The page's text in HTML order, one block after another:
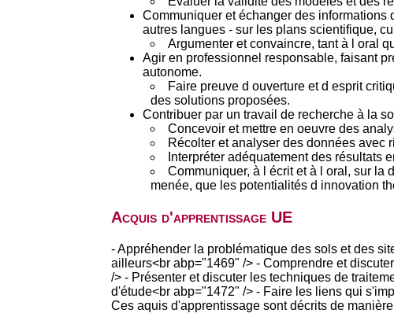
Communiquer et échanger des informations
autres langues - sur les plans scientifique,
Argumenter et convaincre, tant à l oral
Agir en professionnel responsable, faisant
autonome.
Faire preuve d ouverture et d esprit
des solutions proposées.
Contribuer par un travail de recherche à la
Concevoir et mettre en oeuvre des
Récolter et analyser des données avec
Interpréter adéquatement des résultats
Communiquer, à l écrit et à l oral, sur la
menée, que les potentialités d innovation
Acquis d'apprentissage UE
- Appréhender la problématique des sols et des
ailleurs<br abp="1469" /> - Comprendre et
/> - Présenter et discuter les techniques de
d'étude<br abp="1472" /> - Faire les liens qui
Ces aquis d'apprentissage sont décrits de